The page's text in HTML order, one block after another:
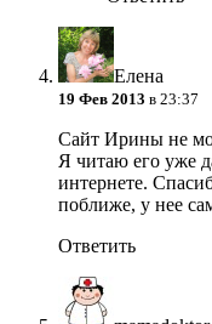
Елена
19 Фев 2013 в 23:37
Сайт Ирины не
Я читаю его уже
интернете.
поближе, у нее
Ответить